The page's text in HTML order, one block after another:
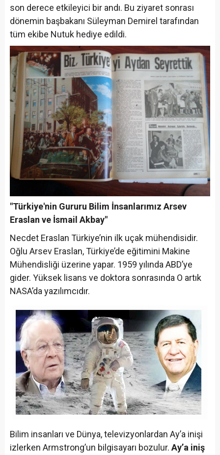
son derece etkileyici bir andı. Bu ziyaret sonrası
dönemin başbakanı Süleyman Demirel tarafından
tüm ekibe Nutuk hediye edildi.
"Türkiye'nin Gururu Bilim İnsanlarımız Arsev
Eraslan ve İsmail Akbay"
Necdet Eraslan Türkiye’nin ilk uçak mühendisidir.
Oğlu Arsev Eraslan, Türkiye’de eğitimini Makine
Mühendisliği üzerine yapar. 1959 yılında ABD’ye
gider. Yüksek lisans ve doktora sonrasında O artık
NASA’da yazılımcıdır.
Bilim insanları ve Dünya, televizyonlardan Ay’a inişi
izlerken Armstrong’un bilgisayarı bozulur. Ay’a iniş